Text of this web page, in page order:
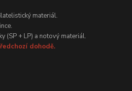
materiál.
(SP + LP) a notový materiál.
dohodě.